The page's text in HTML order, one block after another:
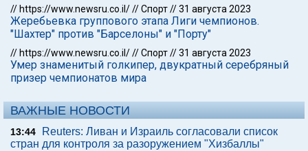
// https://www.newsru.co.il///Спорт//31 августа 2023
Жеребьевка группового этапа Лиги чемпионов.
"Шахтер" против "Барселоны" и "Порту"
// https://www.newsru.co.il///Спорт//31 августа 2023
Умер знаменитый голкипер, двукратный серебряный
призер чемпионатов мира
ВАЖНЫЕ НОВОСТИ
13:44
Reuters: Ливан и Израиль согласовали список
стран для контроля за разоружением "Хизбаллы"